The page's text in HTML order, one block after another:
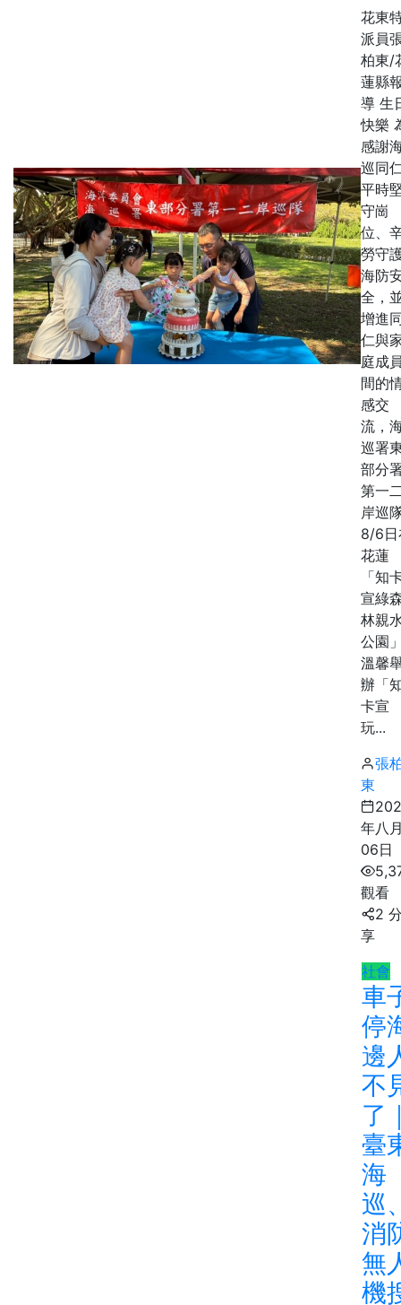
花東
派員
柏東/
蓮縣
導 生
快樂
感謝
巡同
平時
守崗
位、
勞守
海防
全，
增進
仁與
庭成
間的
感交
流，
巡署
部分
第一
岸巡
8/6日
花蓮
「知
宣綠
林親
公園
溫馨
辦「
卡宣
玩...
張
東
年八
06日
觀看
2
享
社會
車
停
邊
不
了
臺
海
巡
消
無
機